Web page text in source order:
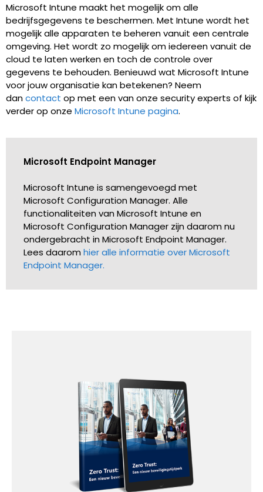
Microsoft Intune maakt het mogelijk om alle
bedrijfsgegevens te beschermen. Met Intune wordt het
mogelijk alle apparaten te beheren vanuit een centrale
omgeving. Het wordt zo mogelijk om iedereen vanuit de
cloud te laten werken en toch de controle over
gegevens te behouden. Benieuwd wat Microsoft Intune
voor jouw organisatie kan betekenen? Neem
dancontact op met een van onze security experts of kijk
verder op onze Microsoft Intune pagina.
Microsoft Endpoint Manager
Microsoft Intune is samengevoegd met
Microsoft Configuration Manager. Alle
functionaliteiten van Microsoft Intune en
Microsoft Configuration Manager zijn daarom nu
ondergebracht in Microsoft Endpoint Manager.
Lees daarom hier alle informatie over Microsoft
Endpoint Manager.